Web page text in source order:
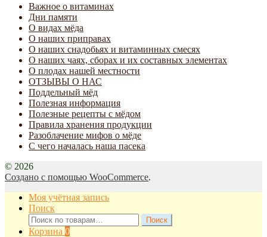
Важное о витаминах
Дни памяти
О видах мёда
О наших приправах
О наших снадобьях и витаминных смесях
О наших чаях, сборах и их составных элементах
О плодах нашей местности
ОТЗЫВЫ О НАС
Поддельный мёд
Полезная информация
Полезные рецепты с мёдом
Правила хранения продукции
Разоблачение мифов о мёде
С чего началась наша пасека
© 2026
Создано с помощью WooCommerce.
Моя учётная запись
Поиск
Искать:
Поиск
Корзина 0